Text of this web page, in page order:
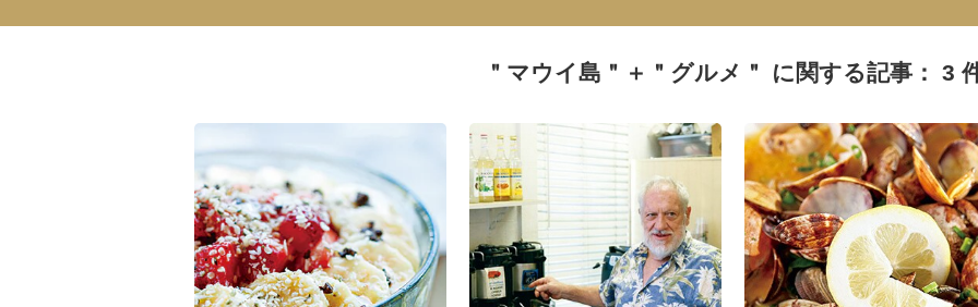
＂マウイ島＂＋＂グルメ＂ に関する記事： 3